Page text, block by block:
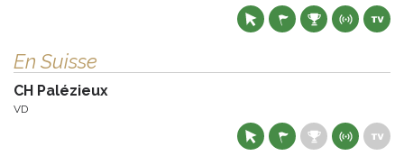
En Suisse
CH Palézieux
VD